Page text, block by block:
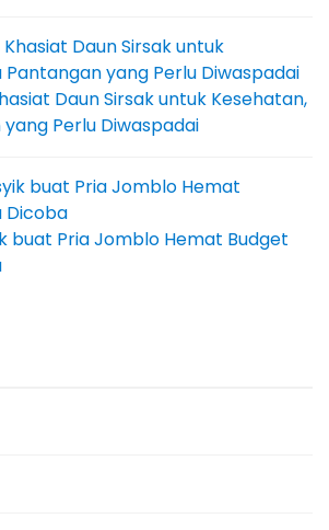
Daun Sirsak untuk Kesehatan,
Perlu Diwaspadai
buat Pria Jomblo Hemat Budget